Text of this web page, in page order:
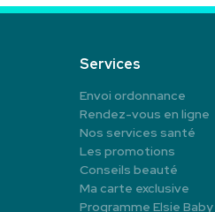
Services
Envoi ordonnance
Rendez-vous en ligne
Nos services santé
Les promotions
Conseils beauté
Ma carte exclusive
Programme Elsie Baby